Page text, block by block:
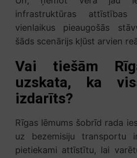
infrastruktūras
vienlaikus pieaugošās
šāds scenārijs kļūst arvien
Vai tiešām
uzskata, ka
izdarīts?
Rīgas lēmums šobrīd rada
uz bezemisiju transportu
pietiekami attīstītu, lai